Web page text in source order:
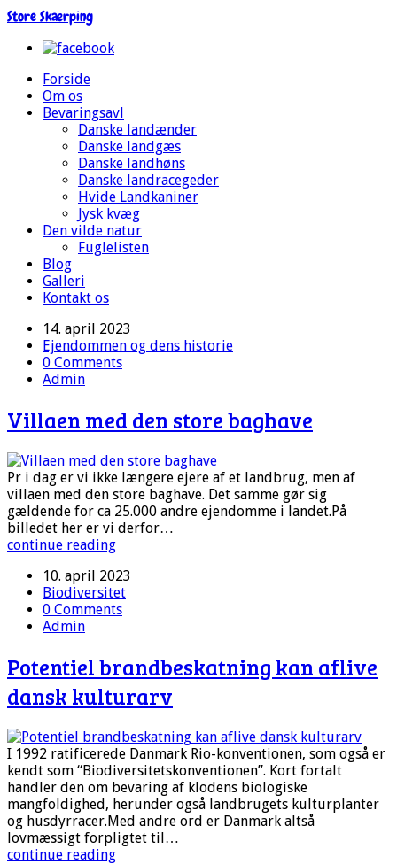
Store Skærping
Forside
Om os
Bevaringsavl
Danske landænder
Danske landgæs
Danske landhøns
Danske landracegeder
Hvide Landkaniner
Jysk kvæg
Den vilde natur
Fuglelisten
Blog
Galleri
Kontakt os
14. april 2023
Ejendommen og dens historie
0 Comments
Admin
Villaen med den store baghave
Pr i dag er vi ikke længere ejere af et landbrug, men af
villaen med den store baghave. Det samme gør sig
gældende for ca 25.000 andre ejendomme i landet.På
billedet her er vi derfor…
continue reading
10. april 2023
Biodiversitet
0 Comments
Admin
Potentiel brandbeskatning kan aflive
dansk kulturarv
I 1992 ratificerede Danmark Rio-konventionen, som også er
kendt som “Biodiversitetskonventionen”. Kort fortalt
handler den om bevaring af klodens biologiske
mangfoldighed, herunder også landbrugets kulturplanter
og husdyrracer.Med andre ord er Danmark altså
lovmæssigt forpligtet til…
continue reading